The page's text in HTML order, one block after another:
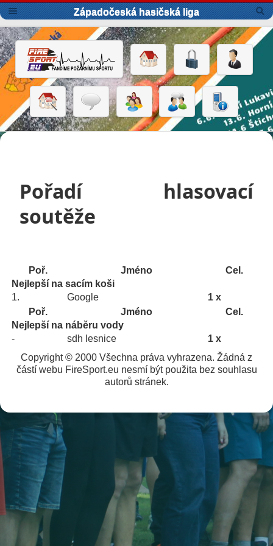
Západočeská hasičská liga
Pořadí hlasovací
soutěže
Nejlepší na sacím koši
Poř. Jméno Cel.
1. Google 1 x
Nejlepší na náběru vody
Poř. Jméno Cel.
- sdh lesnice
1 x
Copyright © 2000 Všechna práva vyhrazena. Žádná z
částí webu FireSport.eu nesmí být použita bez souhlasu
autorů stránek.